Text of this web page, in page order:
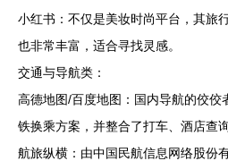
小红书：不仅是美妆时尚平台，其旅
也非常丰富，适合寻找灵感。
交通与导航类：
高德地图/百度地图：国内导航的佼佼
铁换乘方案，并整合了打车、酒店查
航旅纵横：由中国民航信息网络股份